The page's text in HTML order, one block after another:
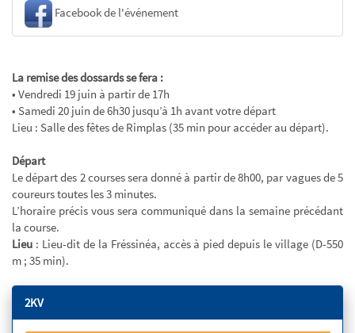
Facebook de l'événement
La remise des dossards se fera :
• Vendredi 19 juin à partir de 17h
• Samedi 20 juin de 6h30 jusqu’à 1h avant votre départ
Lieu : Salle des fêtes de Rimplas (35 min pour accéder au départ).
Départ
Le départ des 2 courses sera donné à partir de 8h00, par vagues de 5
coureurs toutes les 3 minutes.
L’horaire précis vous sera communiqué dans la semaine précédant
la course.
Lieu : Lieu-dit de la Fréssinéa, accès à pied depuis le village (D-550
m ; 35 min).
2KV